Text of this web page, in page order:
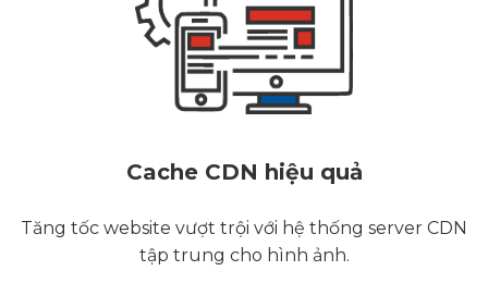
Cache CDN hiệu quả
Tăng tốc website vượt trội với hệ thống server CDN
tập trung cho hình ảnh.